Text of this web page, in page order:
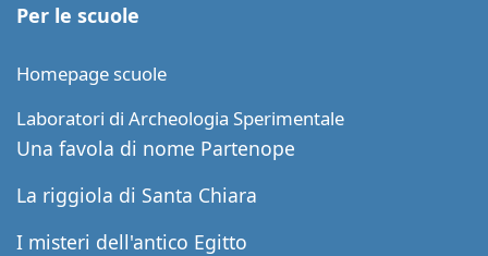
Per le scuole
Homepage scuole
Laboratori di Archeologia Sperimentale
Una favola di nome Partenope
La riggiola di Santa Chiara
I misteri dell'antico Egitto